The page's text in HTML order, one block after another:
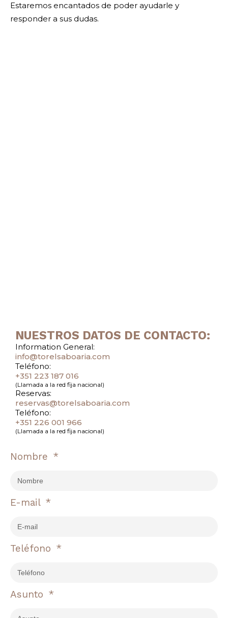
Estaremos encantados de poder ayudarle y
responder a sus dudas.
NUESTROS DATOS DE CONTACTO:
Information General:
info@torelsaboaria.com
Teléfono:
+351 223 187 016
(Llamada a la red fija nacional)
Reservas:
reservas@torelsaboaria.com
Teléfono:
+351 226 001 966
(Llamada a la red fija nacional)
Nombre
E-mail
Teléfono
Asunto